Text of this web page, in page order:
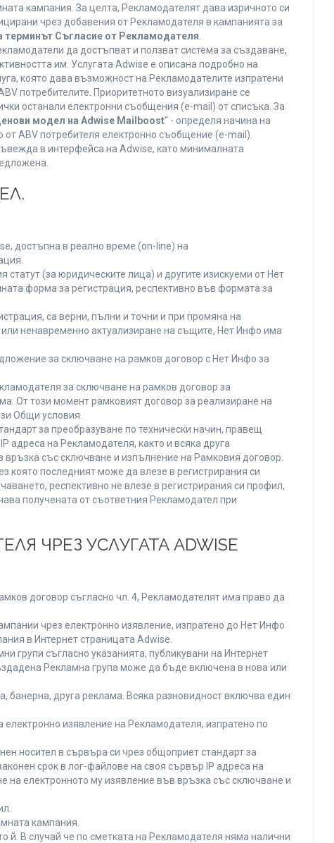
кампания. За целта, Рекламодателят дава изричното си
чрез добавения от Рекламодателя в кампанията за
терминът Съгласие от Рекламодателя
да достъпват и ползват система за създаване,
им. Услугата Adwise е описана подробно на
която дава възможност на Рекламодателите изпратени
потребителите. Приоритетното визуализиране се
останали електронни съобщения (e-mail) от списъка. За
модел на Adwise Mailboost“ - определя начина на
ABV потребителя електронно съобщение (e-mail).
в интерфейса на Adwise, като минималната
достъпна в реално време (on-line) на
(за юридическите лица) и другите изискуеми от Нет
форма за регистрация, респективно във формата за
са верни, пълни и точни и при промяна на
ненавременно актуализиране на същите, Нет Инфо има
за сключване на рамков договор с Нет Инфо за
за сключване на рамков договор за
От този момент рамковият договор за реализиране на
Общи условия.
за преобразуване по технически начин, правещ
на Рекламодателя, както и всяка друга
със сключване и изпълнение на Рамковия договор.
която последният може да влезе в регистрирания си
респективно не влезе в регистрирания си профил,
получената от съответния Рекламодател при
ЧРЕЗ УСЛУГАТА ADWISE
договор съгласно чл. 4, Рекламодателят има право да
чрез електронно изявление, изпратено до Нет Инфо
в Интернет страницата Adwise.
групи съгласно указанията, публикувани на Интернет
Рекламна група може да бъде включена в нова или
друга реклама. Всяка разновидност включва един
изявление на Рекламодателя, изпратено по
носител в сървъра си чрез общоприет стандарт за
срок в лог-файлове на своя сървър IP адреса на
електронното му изявление във връзка със сключване и
кампания.
й. В случай че по сметката на Рекламодателя няма налични